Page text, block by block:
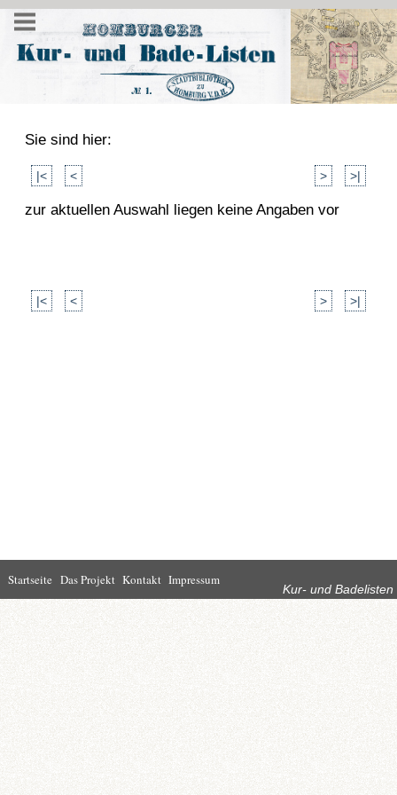
Sie sind hier:
|< < > >|
zur aktuellen Auswahl liegen keine Angaben vor
|< < > >|
Startseite
Leben in Bad
Homburg
Rathaus
Kultur Wirtschaft
Kur und
Tourismus
Kur- und Badelisten
Startseite Das Projekt Kontakt Impressum